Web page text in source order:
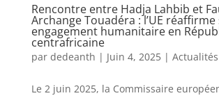
Rencontre entre Hadja Lahbib et
Archange Touadéra : l’UE réaffirme
engagement humanitaire en
centrafricaine
par dedeanth | Juin 4, 2025| Actualités
Le 2 juin 2025, la Commissaire